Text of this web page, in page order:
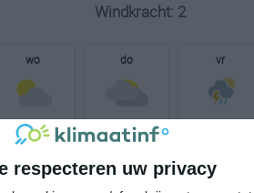
respecteren uw privacy
Windkracht: 2
wo
35° 25°
do
23°
vr
31°C 31°C 27°C